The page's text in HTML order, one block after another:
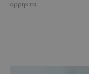
άρρηκτα...